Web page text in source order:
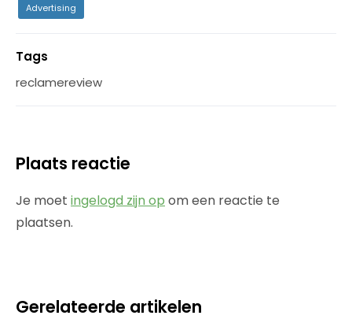
Advertising
Tags
reclamereview
Plaats reactie
Je moet ingelogd zijn op om een reactie te
plaatsen.
Gerelateerde artikelen